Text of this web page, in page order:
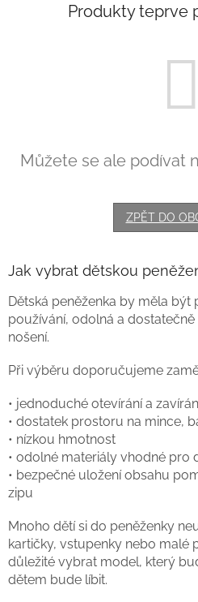
Produkty teprve
Můžete se ale podívat
ZPĚT DO
Jak vybrat dětskou
Dětská peněženka by měla
používání, odolná a
nošení.
Při výběru doporučujeme
• jednoduché otevírání a
• dostatek prostoru na mince,
• nízkou hmotnost
• odolné materiály vhodné pro
• bezpečné uložení obsahu
zipu
Mnoho dětí si do peněženky
kartičky, vstupenky nebo malé
důležité vybrat model, který
dětem bude líbit.